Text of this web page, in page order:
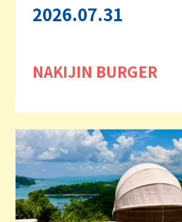
2026.07.31
NAKIJIN BURGER